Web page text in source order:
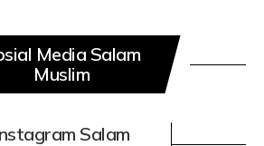
Media Salam
Muslim
Salam